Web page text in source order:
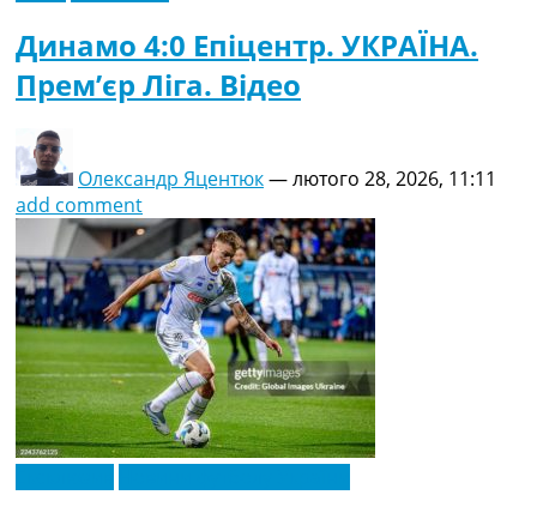
Динамо 4:0 Епіцентр. УКРАЇНА.
Прем’єр Ліга. Відео
Олександр Яцентюк—лютого 28, 2026, 11:11
add comment